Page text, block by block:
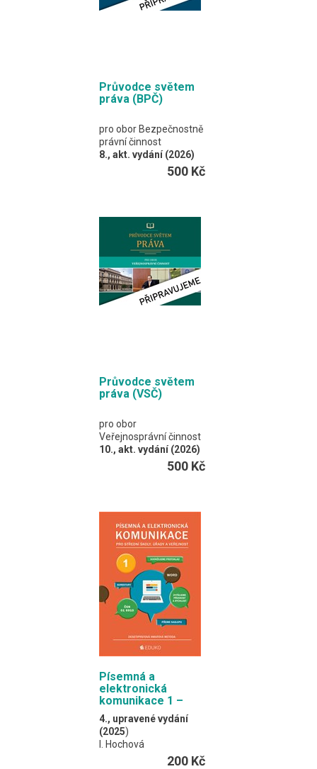
Průvodce světem
práva (BPČ)
pro obor Bezpečnostně
právní činnost
8., akt. vydání (2026)
J. Malast, K. Svoboda,
části – na právo veřejné
a na právo soukromé.
Vzhledem k jejímu
zaměření je významný
prostor věnován
kapitole Trestní právo.
Formát EDUKO PC / 600
stran
500 Kč
Průvodce světem
práva (VSČ)
pro obor
Veřejnosprávní činnost
10., akt. vydání (2026)
J. Malast, K. Svoboda
části – na právo veřejné
a na právo soukromé.
Dále se pak člení do
kapitol podle
jednotlivých právních
odvětví.
Formát EDUKO PC / 456
stran
500 Kč
Písemná a
elektronická
komunikace 1 –
desetiprstová
hmatová metoda
4., upravené vydání
(2025)
I. Hochová
200 Kč